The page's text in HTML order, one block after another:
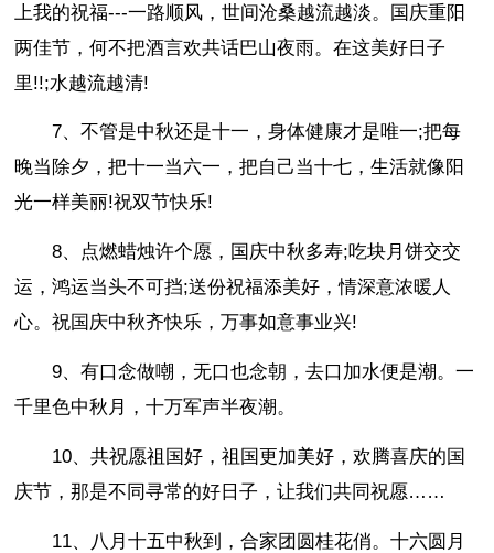
上我的祝福---一路顺风，世间沧桑越流越淡。国庆重阳
两佳节，何不把酒言欢共话巴山夜雨。在这美好日子
里!!;水越流越清!
7、不管是中秋还是十一，身体健康才是唯一;把每
晚当除夕，把十一当六一，把自己当十七，生活就像阳
光一样美丽!祝双节快乐!
8、点燃蜡烛许个愿，国庆中秋多寿;吃块月饼交交
运，鸿运当头不可挡;送份祝福添美好，情深意浓暖人
心。祝国庆中秋齐快乐，万事如意事业兴!
9、有口念做嘲，无口也念朝，去口加水便是潮。一
千里色中秋月，十万军声半夜潮。
10、共祝愿祖国好，祖国更加美好，欢腾喜庆的国
庆节，那是不同寻常的好日子，让我们共同祝愿……
11、八月十五中秋到，合家团圆桂花俏。十六圆月